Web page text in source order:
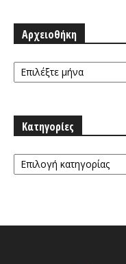
Αρχειοθήκη
Αρχειοθήκη
Κατηγορίες
Κατηγορίες